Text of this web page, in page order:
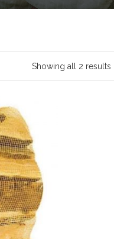
Showing all 2 results